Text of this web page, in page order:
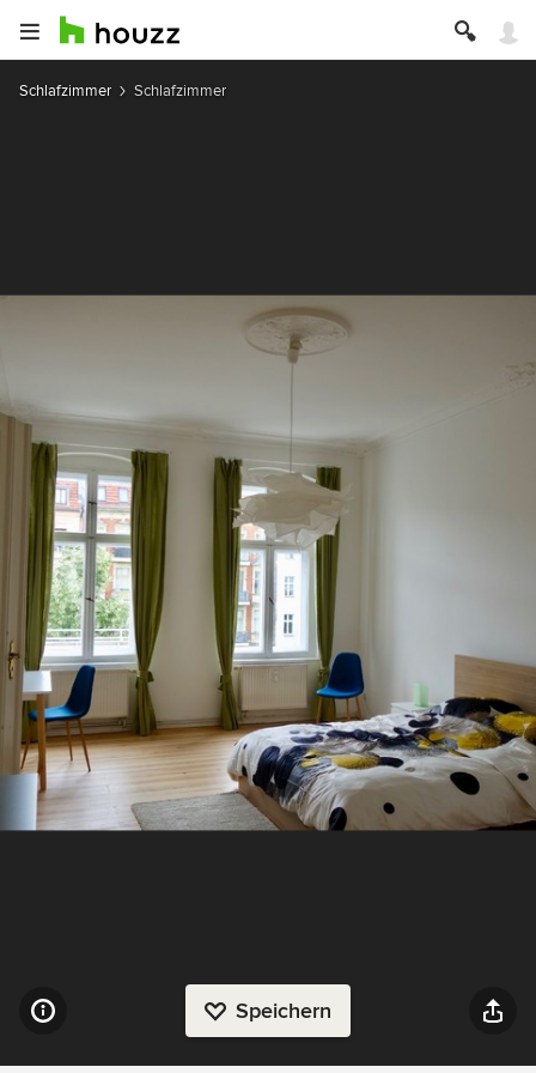
Schlafzimmer Schlafzimmer
Speichern